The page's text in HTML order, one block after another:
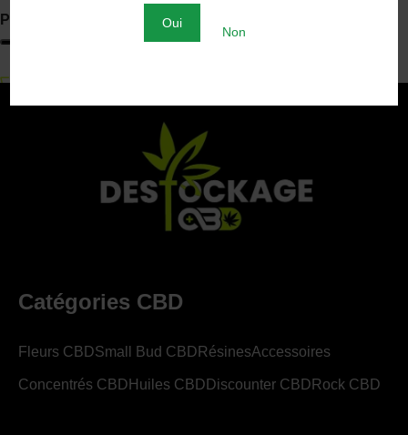
POIDS
Catégories CBD
Fleurs CBDSmall Bud CBD RésinesAccessoires
Concentrés CBD Huiles CBD Discounter CBD Rock CBD
Oui
Non